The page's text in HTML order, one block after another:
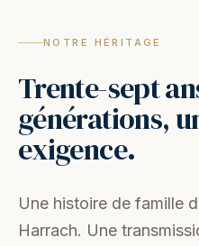
NOTRE HÉRITAGE
Trente-sept
générations,
exigence.
Une histoire de famille
Harrach. Une